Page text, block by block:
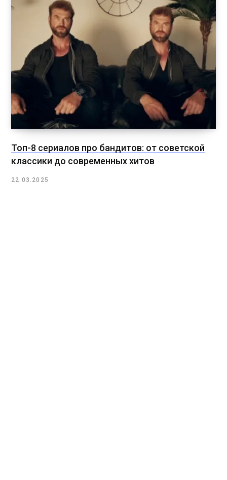
Топ-8 сериалов про бандитов: от советской
классики до современных хитов
22.03.2025